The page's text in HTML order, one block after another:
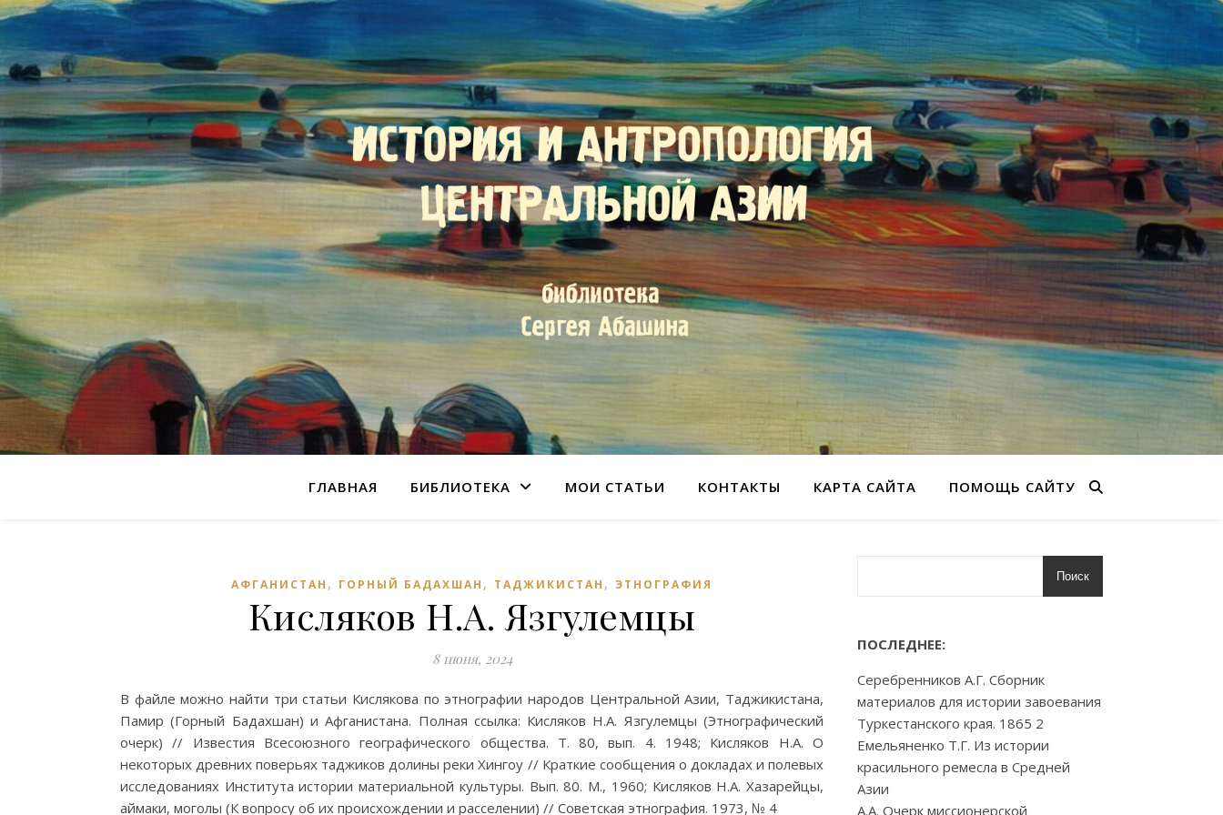
ГЛАВНАЯ БИБЛИОТЕКА МОИ СТАТЬИ КОНТАКТЫ КАРТА САЙТА ПОМОЩЬ САЙТУ
АФГАНИСТАН , ГОРНЫЙ БАДАХШАН , ТАДЖИКИСТАН , ЭТНОГРАФИЯ
Кисляков Н.А. Язгулемцы
8 июня, 2024
В файле можно найти три статьи Кислякова по этнографии народов Центральной Азии, Таджикистана,
Памир (Горный Бадахшан) и Афганистана. Полная ссылка: Кисляков Н.А. Язгулемцы (Этнографический
очерк) // Известия Всесоюзного географического общества. Т. 80, вып. 4. 1948; Кисляков Н.А. О
некоторых древних поверьях таджиков долины реки Хингоу // Краткие сообщения о докладах и полевых
исследованиях Института истории материальной культуры. Вып. 80. М., 1960; Кисляков Н.А. Хазарейцы,
аймаки, моголы (К вопросу об их происхождении и расселении) // Советская этнография. 1973, № 4
Поиск
ПОСЛЕДНЕЕ:
Серебренников А.Г. Сборник
материалов для истории завоевания
Туркестанского края. 1865 2
Емельяненко Т.Г. Из истории
красильного ремесла в Средней
Азии
А.А. Очерк миссионерской